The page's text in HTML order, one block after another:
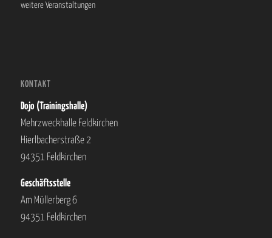
weitere Veranstaltungen
KONTAKT
Dojo (Trainingshalle)
Mehrzweckhalle Feldkirchen
Hierlbacherstraße 2
94351 Feldkirchen
Geschäftsstelle
Am Müllerberg 6
94351 Feldkirchen